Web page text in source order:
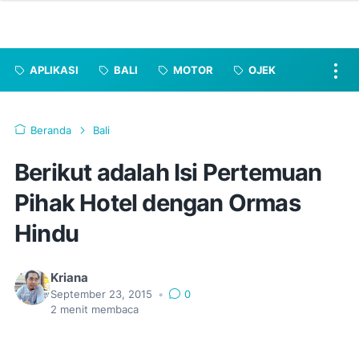
APLIKASI BALI MOTOR OJEK
Beranda Bali
Berikut adalah Isi Pertemuan
Pihak Hotel dengan Ormas
Hindu
Kriana
September 23, 2015 •
0
2 menit membaca